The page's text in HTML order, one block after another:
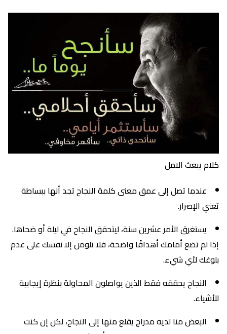
كلام يبعث الامل
عندما تصل إلى عمق معنى كلمة النجاح تجد أنها ببساطة
تعني الإصرار.
يستغرق الأمر عشرين سنة، ليتحقق النجاح في ليلة أو ضحاها.
إذا لم تضع أمامك أهدافًا واضحة، فلا تلومن إلا نفسك على عدم
بلوغك لأي شيء.
النجاح يحققه فقط الذين يواصلون المحاولة بنظرة إيجابية
للأشياء.
البعض منا لديه مدراج يقلع منها إلى النجاح، لكن إن كنت